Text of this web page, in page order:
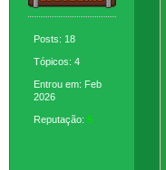
Posts: 18
Tópicos: 4
Entrou em: Feb
2026
Reputação: 5